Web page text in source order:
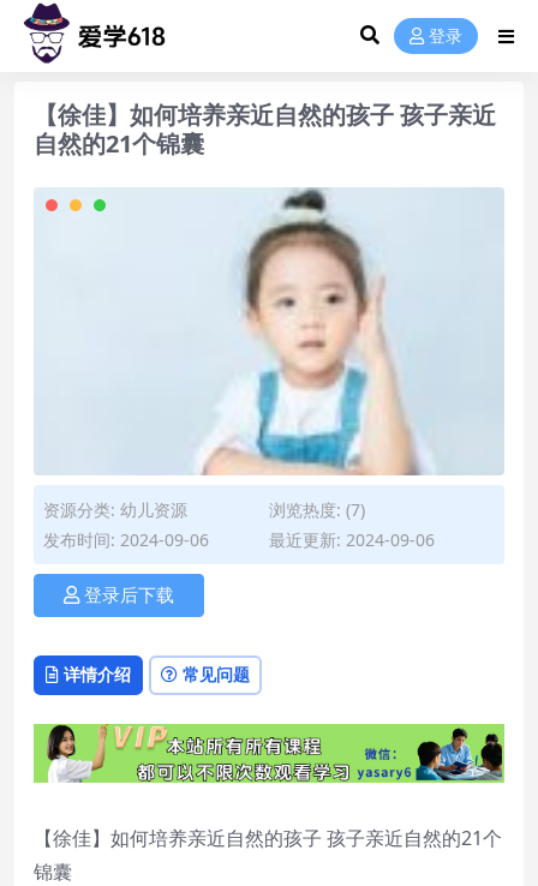
登录
【徐佳】如何培养亲近自然的孩子 孩子亲近
自然的21个锦囊
资源分类: 幼儿资源
浏览热度: (7)
发布时间: 2024-09-06
最近更新: 2024-09-06
登录后下载
详情介绍 常见问题
【徐佳】如何培养亲近自然的孩子 孩子亲近自然的21个
锦囊